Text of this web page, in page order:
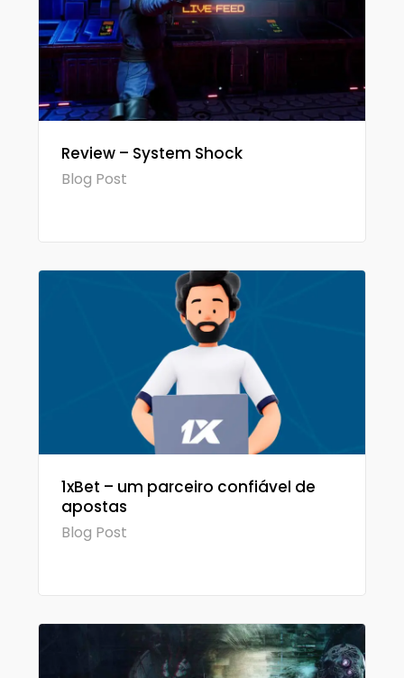
Review – System Shock
Blog Post
1xBet – um parceiro confiável de
apostas
Blog Post